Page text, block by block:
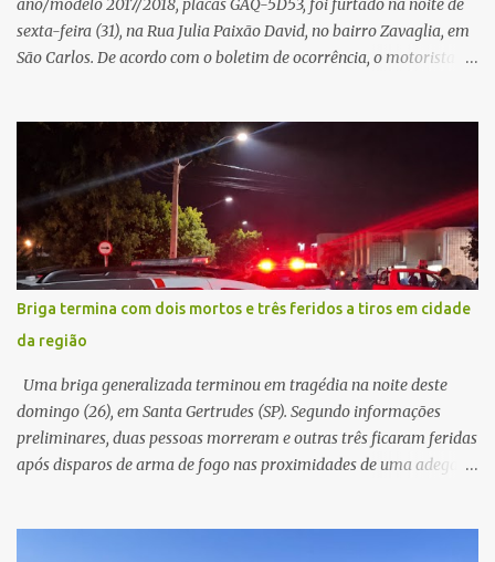
ano/modelo 2017/2018, placas GAQ-5D53, foi furtado na noite de
sexta-feira (31), na Rua Julia Paixão David, no bairro Zavaglia, em
São Carlos. De acordo com o boletim de ocorrência, o motorista
partida. Ainda segundo o registro policial, o condutor estacionou o
carro, certificou-se de que todas as portas estavam trancadas,
permaneceu com a chave de ignição e se ausentou do local por
cerca de dez minutos para buscar ajuda. Ao retornar, constatou
que o automóvel havia desaparecido. A vítima realizou buscas
pelas imediações, mas não conseguiu localizar o veículo.
Conforme o boletim, um menino de aproximadamente 10 anos
relatou ter visto a Spin passando pelo local fazendo um forte ruído,
característica compatível com o problema mecânico que o veículo
já apresentava antes do furto. O carro possui seguro e, segundo a
v...
Briga termina com dois mortos e três feridos a tiros em cidade
da região
Uma briga generalizada terminou em tragédia na noite deste
domingo (26), em Santa Gertrudes (SP). Segundo informações
preliminares, duas pessoas morreram e outras três ficaram feridas
após disparos de arma de fogo nas proximidades de uma adega. O